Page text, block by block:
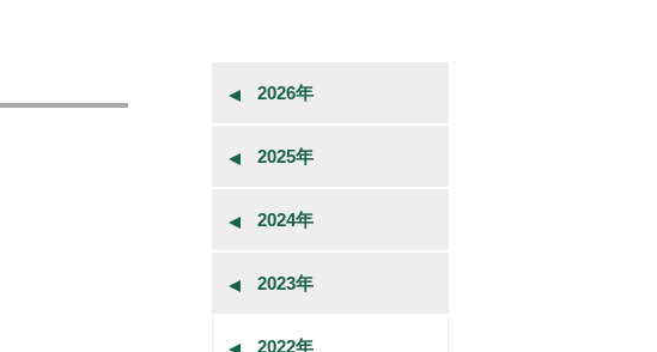
2026年
2025年
2024年
2023年
2022年